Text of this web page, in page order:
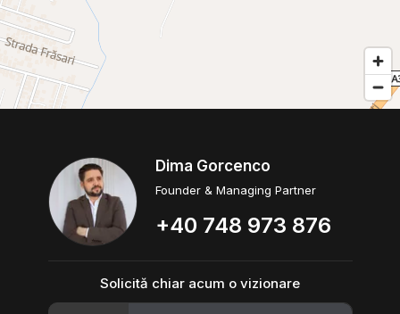
Dima Gorcenco
Founder & Managing Partner
+40 748 973 876
Solicită chiar acum o vizionare